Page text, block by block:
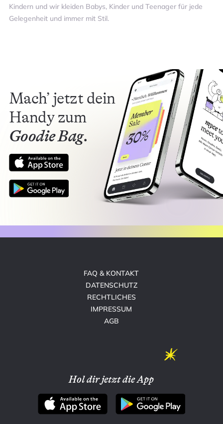
Kindern und wir kleiden Babys, Kinder und Teenager für jede
Gelegenheit und immer mit Stil.
Mach’ jetzt dein
Handy zum
Goodie Bag.
FAQ & KONTAKT
DATENSCHUTZ
RECHTLICHES
IMPRESSUM
AGB
Hol dir jetzt die App